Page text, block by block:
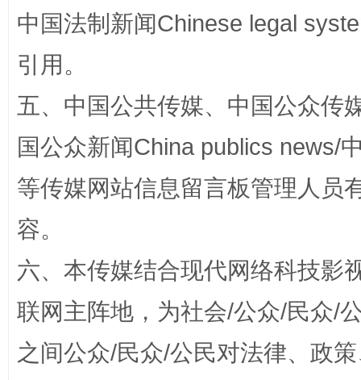
漫山遍野的桃花与雪山、麦地、白藏房 除
中国法制新闻Chinese legal
引用。
五、中国公共传媒、中国公众传
国公众新闻China publics news/
等传媒网站信息留言板管理人员
容。
六、本传媒结合现代网络科技影
联网主阵地，为社会/公众/民众/
之间公众/民众/公民对法律、政